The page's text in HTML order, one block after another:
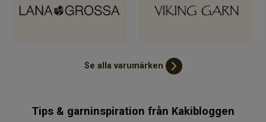
Se alla varumärken
Tips & garninspiration från Kakibloggen